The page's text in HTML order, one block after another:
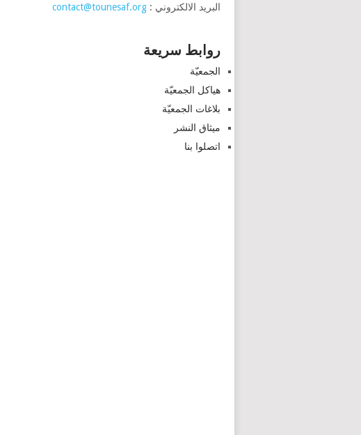
البريد الالكتروني : contact@tounesaf.org
روابط سريعة
الجمعيّة
هياكل الجمعيّة
بلاغات الجمعيّة
ميثاق النشر
اتصلوا بنا